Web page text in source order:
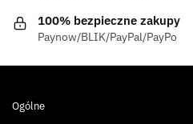
100% bezpieczne zakupy
Paynow/BLIK/PayPal/PayPo
Ogólne